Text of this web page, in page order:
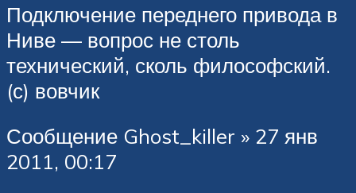
Подключение переднего привода в
Ниве — вопрос не столь
технический, сколь философский.
(с) вовчик
Сообщение Ghost_killer » 27 янв
2011, 00:17